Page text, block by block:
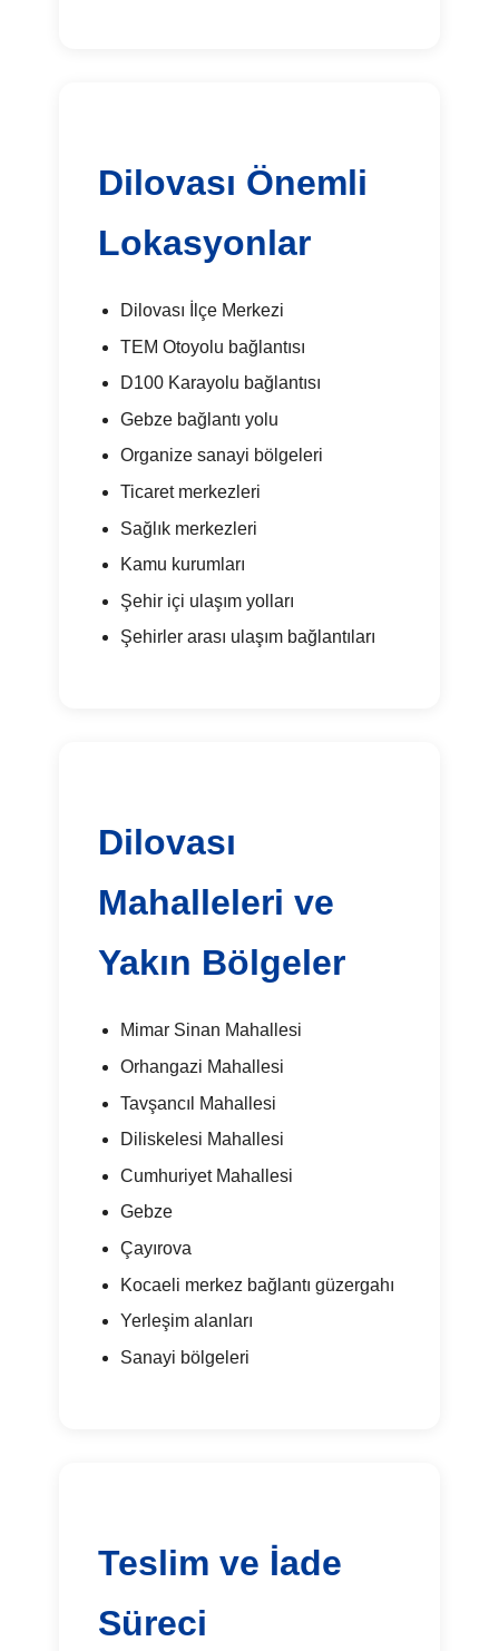
Dilovası Önemli
Lokasyonlar
Dilovası İlçe Merkezi
TEM Otoyolu bağlantısı
D100 Karayolu bağlantısı
Gebze bağlantı yolu
Organize sanayi bölgeleri
Ticaret merkezleri
Sağlık merkezleri
Kamu kurumları
Şehir içi ulaşım yolları
Şehirler arası ulaşım bağlantıları
Dilovası
Mahalleleri ve
Yakın Bölgeler
Mimar Sinan Mahallesi
Orhangazi Mahallesi
Tavşancıl Mahallesi
Diliskelesi Mahallesi
Cumhuriyet Mahallesi
Gebze
Çayırova
Kocaeli merkez bağlantı güzergahı
Yerleşim alanları
Sanayi bölgeleri
Teslim ve İade
Süreci